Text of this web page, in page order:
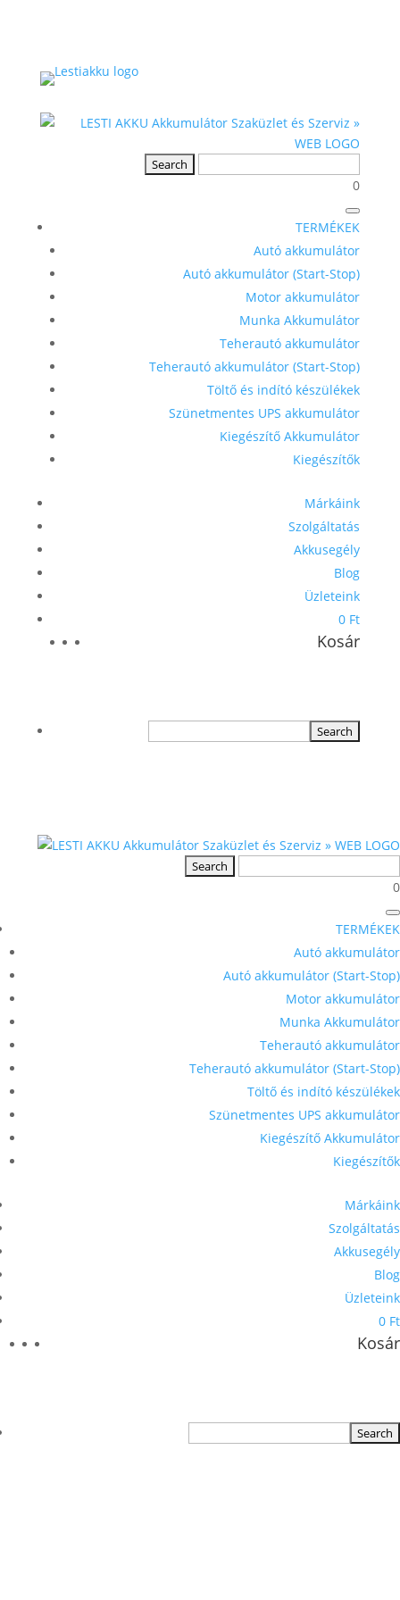
0
TERMÉKEK
Autó akkumulátor
Autó akkumulátor (Start-Stop)
Motor akkumulátor
Munka Akkumulátor
Teherautó akkumulátor
Teherautó akkumulátor (Start-Stop)
Töltő és indító készülékek
Szünetmentes UPS akkumulátor
Kiegészítő Akkumulátor
Kiegészítők
Márkáink
Szolgáltatás
Akkusegély
Blog
Üzleteink
0 Ft
Kosár
0
TERMÉKEK
Autó akkumulátor
Autó akkumulátor (Start-Stop)
Motor akkumulátor
Munka Akkumulátor
Teherautó akkumulátor
Teherautó akkumulátor (Start-Stop)
Töltő és indító készülékek
Szünetmentes UPS akkumulátor
Kiegészítő Akkumulátor
Kiegészítők
Márkáink
Szolgáltatás
Akkusegély
Blog
Üzleteink
0 Ft
Kosár